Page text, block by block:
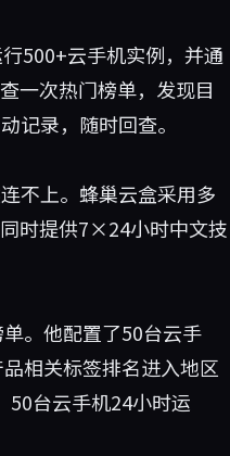
500+云手机实例，并通
一次热门榜单，发现目
记录，随时回查。
不上。蜂巢云盒采用多
时提供7×24小时中文技
。他配置了50台云手
相关标签排名进入地区
50台云手机24小时运